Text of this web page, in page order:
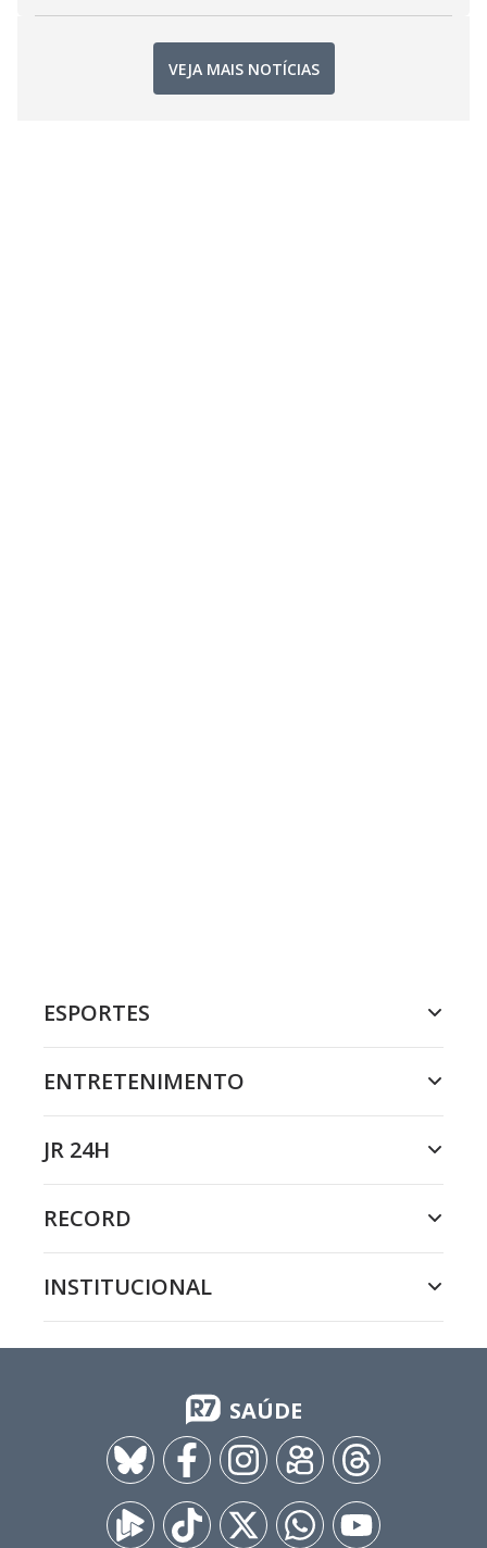
VEJA MAIS NOTÍCIAS
ESPORTES
ENTRETENIMENTO
JR 24H
RECORD
INSTITUCIONAL
SAÚDE